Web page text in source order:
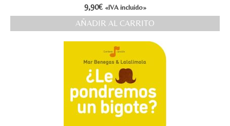
9,90€ «IVA incluido»
AÑADIR AL CARRITO